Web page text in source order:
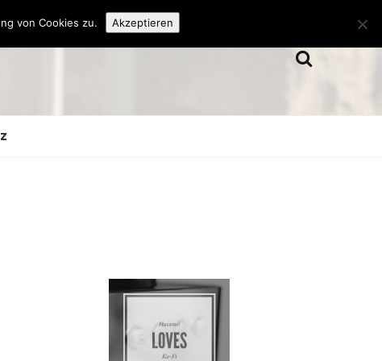
von Cookies zu. Akzeptieren